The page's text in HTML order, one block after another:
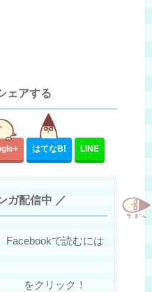
ェアする
はてなB! LINE
ガ配信中 ／
Facebookで読むには
をクリック！